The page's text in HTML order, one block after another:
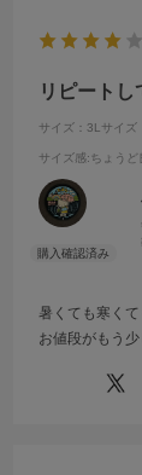
リピートし
サイズ：3Lサイズ
サイズ感:ちょうど
暑くても寒く
お値段がもう